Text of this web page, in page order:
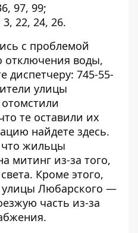
97, 99;
22, 24, 26.
с проблемой
отключения воды,
диспетчеру: 745-55-
улицы
те оставили их
найдете здесь.
жильцы
митинг из-за того,
. Кроме этого,
улицы Любарского —
часть из-за
.